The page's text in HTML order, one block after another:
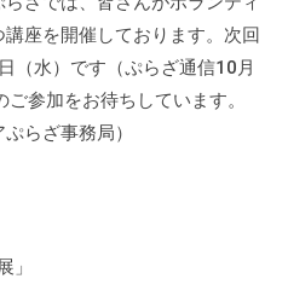
座を開催しております。次回
（水）です（ぷらざ通信10月
参加をお待ちしています。
らざ事務局）
」